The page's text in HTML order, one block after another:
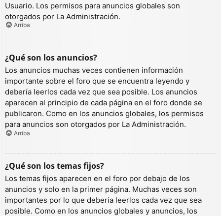
Usuario. Los permisos para anuncios globales son
otorgados por La Administración.
Arriba
¿Qué son los anuncios?
Los anuncios muchas veces contienen información
importante sobre el foro que se encuentra leyendo y
debería leerlos cada vez que sea posible. Los anuncios
aparecen al principio de cada página en el foro donde se
publicaron. Como en los anuncios globales, los permisos
para anuncios son otorgados por La Administración.
Arriba
¿Qué son los temas fijos?
Los temas fijos aparecen en el foro por debajo de los
anuncios y solo en la primer página. Muchas veces son
importantes por lo que debería leerlos cada vez que sea
posible. Como en los anuncios globales y anuncios, los